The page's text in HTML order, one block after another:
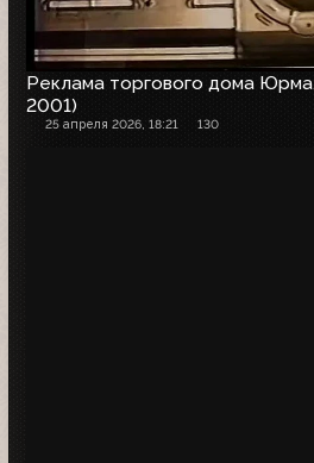
Реклама торгового дома
2001)
25 апреля 2026, 18:21 130